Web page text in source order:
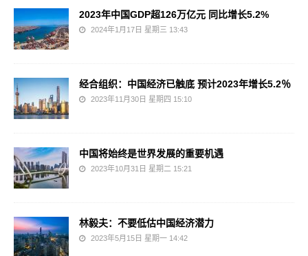
2023年中国GDP超126万亿元 同比增长5.2%
2024年1月17日 星期三 13:43
经合组织：中国经济已触底 预计2023年增长5.2％
2023年11月30日 星期四 15:10
中国将始终是世界发展的重要机遇
2023年10月31日 星期二 15:21
林毅夫：不要低估中国经济潜力
2023年5月15日 星期一 14:42